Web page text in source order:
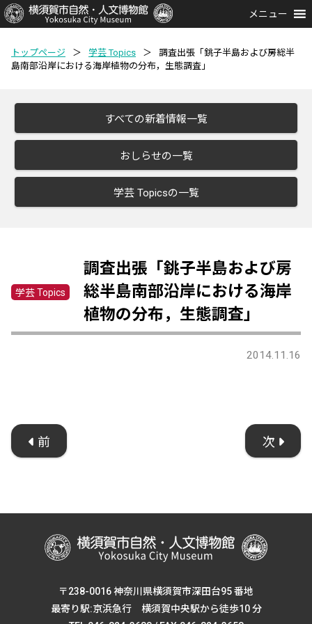
メニュー
トップページ ＞ 学芸 Topics ＞
調査出張「銚子半島および房総半
島南部沿岸における海岸植物の分布，生態調査」
すべての新着情報一覧
おしらせの一覧
学芸 Topicsの一覧
学芸 Topics
調査出張「銚子半島および房
総半島南部沿岸における海岸
植物の分布，生態調査」
2014.11.16
前 次
〒238-0016 神奈川県横須賀市深田台95 番地
最寄り駅:京浜急行 横須賀中央駅から徒歩10 分